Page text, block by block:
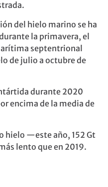
del hielo marino se ha
la primavera, el
septentrional
de julio a octubre de
durante 2020
encima de la media de
hielo —este año, 152 Gt
lento que en 2019.